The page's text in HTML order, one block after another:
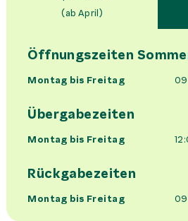
(ab April)
Öffnungszeiten
Montag bis Freitag
Übergabezeiten
Montag bis Freitag
Rückgabezeiten
Montag bis Freitag